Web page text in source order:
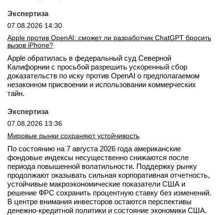
Экспертиза
07.08.2026 14:30
Apple против OpenAI: сможет ли разработчик ChatGPT бросить
вызов iPhone?
Apple обратилась в федеральный суд Северной
Калифорнии с просьбой разрешить ускоренный сбор
доказательств по иску против OpenAI о предполагаемом
незаконном присвоении и использовании коммерческих
тайн.
Экспертиза
07.08.2026 13:36
Мировые рынки сохраняют устойчивость
По состоянию на 7 августа 2026 года американские
фондовые индексы несущественно снижаются после
периода повышенной волатильности. Поддержку рынку
продолжают оказывать сильная корпоративная отчетность,
устойчивые макроэкономические показатели США и
решение ФРС сохранить процентную ставку без изменений.
В центре внимания инвесторов остаются перспективы
денежно-кредитной политики и состояние экономики США.